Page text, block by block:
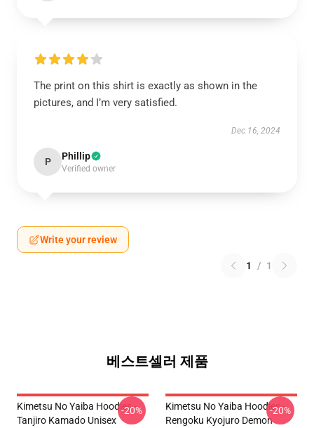
The print on this shirt is exactly as shown in the
pictures, and I’m very satisfied.
Dec 16, 2024
P Phillip
Verified owner
Write your review
1 / 1
베스트셀러 제품
Kimetsu No Yaiba Hoodies -
Tanjiro Kamado Unisex
-20%
Kimetsu No Yaiba Hoodies -
Rengoku Kyojuro Demon
-20%